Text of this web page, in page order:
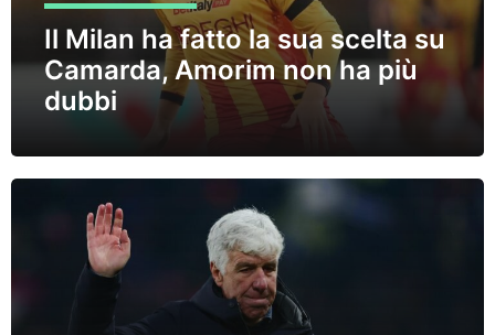
Il Milan ha fatto la sua scelta su
Camarda, Amorim non ha più
dubbi